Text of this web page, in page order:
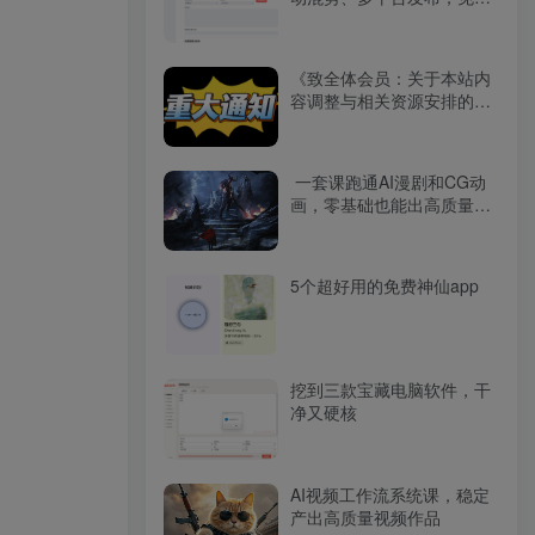
《致全体会员：关于本站内
容调整与相关资源安排的说
一套课跑通AI漫剧和CG动
画，零基础也能出高质量作
5个超好用的免费神仙app
挖到三款宝藏电脑软件，干
净又硬核
AI视频工作流系统课，稳定
产出高质量视频作品